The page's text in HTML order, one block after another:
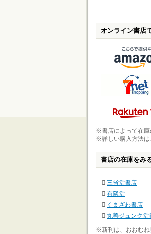
オンライン書店
※書店によって在庫
※詳しい購入方法は
書店の在庫をみ
三省堂書店
有隣堂
くまざわ書店
丸善ジュンク堂
※新刊は、おおむね